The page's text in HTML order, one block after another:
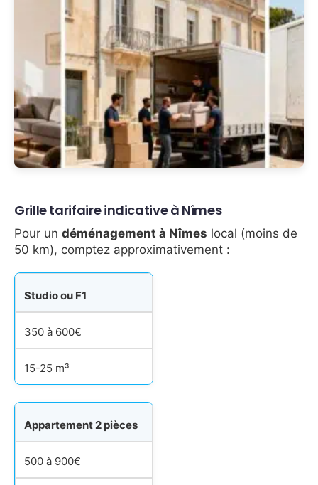
Grille tarifaire indicative à Nîmes
Pour un déménagement à Nîmes local (moins de
50 km), comptez approximativement :
Studio ou F1
350 à 600€
15-25 m³
Appartement 2 pièces
500 à 900€